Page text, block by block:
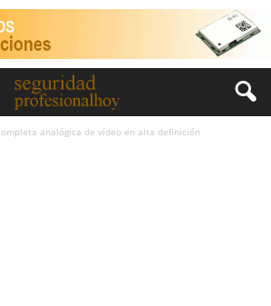
analógica de vídeo en alta definición